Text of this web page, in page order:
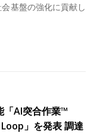
基盤の強化に貢献し
「AI突合作業™
」を発表 調達